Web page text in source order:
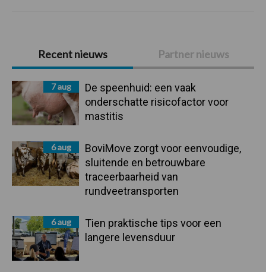
Primaire
Sidebar
Recent nieuws Partner nieuws
7 aug
De speenhuid: een vaak
onderschatte risicofactor voor
mastitis
6 aug
BoviMove zorgt voor eenvoudige,
sluitende en betrouwbare
traceerbaarheid van
rundveetransporten
6 aug
Tien praktische tips voor een
langere levensduur